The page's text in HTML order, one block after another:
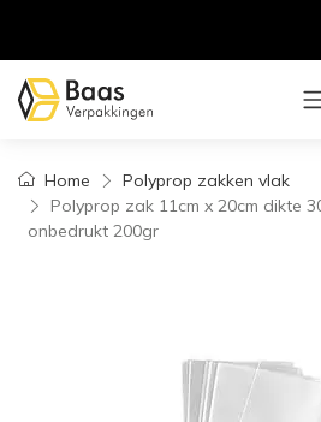
Home
Polyprop zakken vlak
Polyprop zak 11cm x 20cm dikte
onbedrukt 200gr